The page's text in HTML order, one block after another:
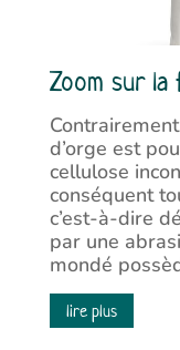
Zoom sur la
d’orge est
cellulose
conséquent
c’est-à-dire
par une
mondé
lire plus